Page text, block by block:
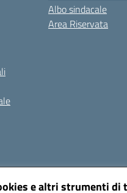
e altri strumenti di
Albo sindacale
Area Riservata